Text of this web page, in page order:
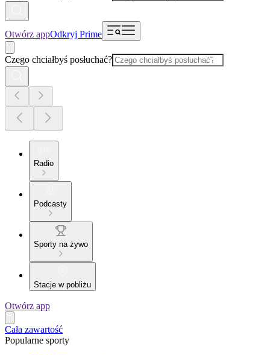
Otwórz appOdkryj Prime
Czego chciałbyś posłuchać?
Radio
Podcasty
Sporty na żywo
Stacje w pobliżu
Otwórz app
Cała zawartość
Popularne sporty